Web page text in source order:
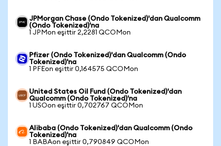
JPMorgan Chase (Ondo Tokenized)'dan Qualcomm
(Ondo Tokenized)'na
1 JPMon eşittir 2,2281 QCOMon
Pfizer (Ondo Tokenized)'dan Qualcomm (Ondo
Tokenized)'na
1 PFEon eşittir 0,164575 QCOMon
United States Oil Fund (Ondo Tokenized)'dan
Qualcomm (Ondo Tokenized)'na
1 USOon eşittir 0,702767 QCOMon
Alibaba (Ondo Tokenized)'dan Qualcomm (Ondo
Tokenized)'na
1 BABAon eşittir 0,790849 QCOMon